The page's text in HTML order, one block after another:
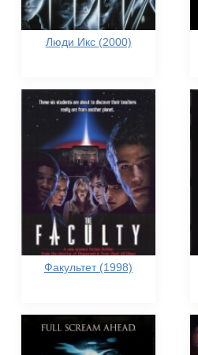
Люди Икс (2000)
Факультет (1998)